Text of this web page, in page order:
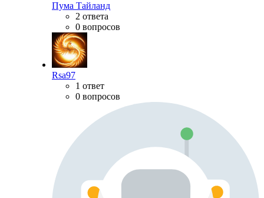
Пума Тайланд
2 ответа
0 вопросов
Rsa97
1 ответ
0 вопросов